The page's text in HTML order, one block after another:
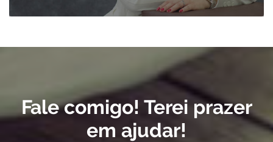
Fale comigo! Terei prazer
em ajudar!